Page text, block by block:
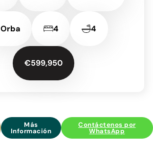
Orba 4 4
€599,950
Más
Información
Contáctenos por
WhatsApp